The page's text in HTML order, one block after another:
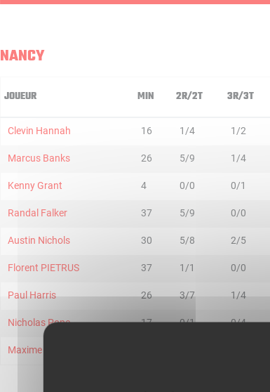
NANCY
JOUEUR MIN 2R/2T 3R/3T
Clevin Hannah 16 1/4 1/2
Marcus Banks 26 5/9 1/4
Kenny Grant 4 0/0 0/1
Randal Falker 37 5/9 0/0
Austin Nichols 30 5/8 2/5
Florent PIETRUS 37 1/1 0/0
Paul Harris 26 3/7 1/4
Nicholas Pope 17 0/1 0/4
Maxime Zianveni